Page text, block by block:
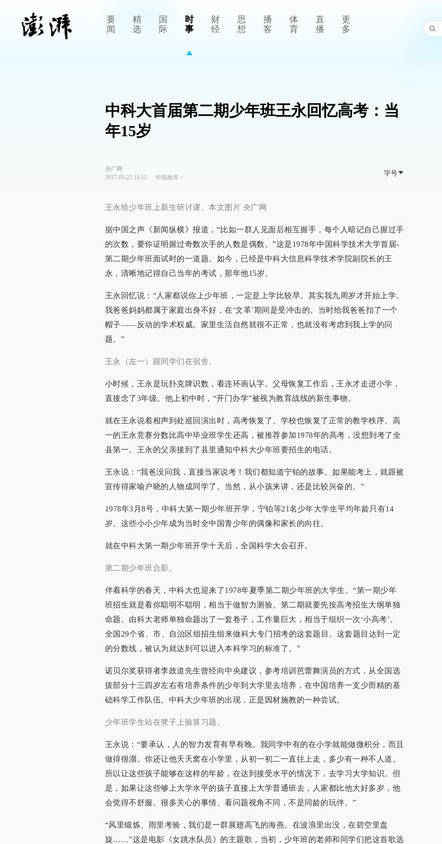
要
闻
精
选
国
际
时
事
财
经
思
想
播
客
体
育
直
播
更
多
中科大首届第二期少年班王永回忆高考：当
年15岁
央广网
2017-05-25 14:12
中国政库>
字号
王永给少年班上新生研讨课。本文图片 央广网
据中国之声《新闻纵横》报道，“比如一群人见面后相互握手，每个人暗记自己握过手
的次数，要你证明握过奇数次手的人数是偶数。”这是1978年中国科学技术大学首届-
第二期少年班面试时的一道题。如今，已经是中科大信息科学技术学院副院长的王
永，清晰地记得自己当年的考试，那年他15岁。
王永回忆说：“人家都说你上少年班，一定是上学比较早。其实我九周岁才开始上学。
我爸爸妈妈都属于家庭出身不好，在‘文革’期间是受冲击的。当时给我爸爸扣了一个
帽子——反动的学术权威。家里生活自然就很不正常，也就没有考虑到我上学的问
题。”
王永（左一）跟同学们在宿舍。
小时候，王永是玩扑克牌识数，看连环画认字。父母恢复工作后，王永才走进小学，
直接念了3年级。他上初中时，“开门办学”被视为教育战线的新生事物。
就在王永说着相声到处巡回演出时，高考恢复了。学校也恢复了正常的教学秩序。高
一的王永竞赛分数比高中毕业班学生还高，被推荐参加1978年的高考，没想到考了全
县第一。王永的父亲接到了县里通知中科大少年班要招生的电话。
王永说：“我爸没问我，直接当家说考！我们都知道宁铂的故事。如果能考上，就跟被
宣传得家喻户晓的人物成同学了。当然，从小孩来讲，还是比较兴奋的。”
1978年3月8号，中科大第一期少年班开学，宁铂等21名少年大学生平均年龄只有14
岁。这些小小少年成为当时全中国青少年的偶像和家长的向往。
就在中科大第一期少年班开学十天后，全国科学大会召开。
第二期少年班合影。
伴着科学的春天，中科大也迎来了1978年夏季第二期少年班的大学生。“第一期少年
班招生就是看你聪明不聪明，相当于做智力测验。第二期就要先按高考招生大纲单独
命题。由科大老师单独命题出了一套卷子，工作量巨大，相当于组织一次‘小高考’。
全国29个省、市、自治区组招生组来做科大专门招考的这套题目。这套题目达到一定
的分数线，被认为就达到可以进入本科学习的标准了。”
诺贝尔奖获得者李政道先生曾经向中央建议，参考培训芭蕾舞演员的方式，从全国选
拔部分十三四岁左右有培养条件的少年到大学里去培养，在中国培养一支少而精的基
础科学工作队伍。中科大少年班的出现，正是因材施教的一种尝试。
少年班学生站在凳子上验算习题。
王永说：“要承认，人的智力发育有早有晚。我同学中有的在小学就能做微积分，而且
做得很溜。你还让他天天窝在小学里，从初一初二一直往上走，多少有一种不人道。
所以让这些孩子能够在这样的年龄，在达到接受水平的情况下，去学习大学知识。但
是，如果让这些够上大学水平的孩子直接上大学普通班去，人家都比他大好多岁，他
会觉得不舒服。很多关心的事情、看问题视角不同，不是同龄的玩伴。”
“风里锻炼、雨里考验，我们是一群展翅高飞的海燕。在波浪里出没，在碧空里盘
旋……”这是电影《女跳水队员》的主题歌，当初，少年班的老师和同学们把这首歌选